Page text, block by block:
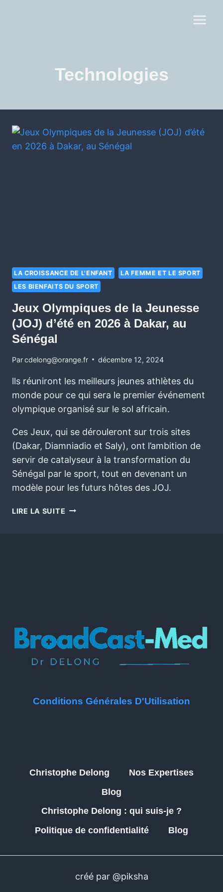
Technologies
LA CROISSANCE DE L'ENFANT
LA FEMME ET LE SPORT
LES BIENFAITS DU SPORT
Jeux Olympiques de la Jeunesse
(JOJ) d’été en 2026 à Dakar, au
Sénégal
Parcdelong@orange.fr décembre 12, 2024
lls réuniront les meilleurs jeunes athlètes du
monde pour ce qui sera le premier événement
olympique organisé sur le sol africain.
Ces Jeux, qui se dérouleront sur trois sites
(Dakar, Diamniadio et Saly), ont l’ambition de
servir de catalyseur à la transformation du
Sénégal par le sport, tout en devenant un
modèle pour les futurs hôtes des JOJ.
LIRE LA SUITE
Conditions Générales D'Utilisation
Christophe Delong
Nos Expertises
Blog
Christophe Delong : qui suis-je ?
Politique de confidentialité
Blog
créé par @piksha